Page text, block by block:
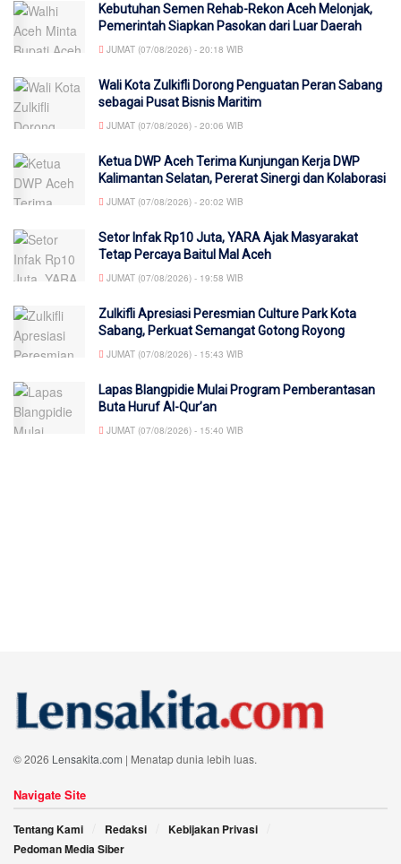
Kebutuhan Semen Rehab-Rekon Aceh Melonjak,
Pemerintah Siapkan Pasokan dari Luar Daerah
JUMAT (07/08/2026) - 20:18 WIB
Wali Kota Zulkifli Dorong Penguatan Peran Sabang
sebagai Pusat Bisnis Maritim
JUMAT (07/08/2026) - 20:06 WIB
Ketua DWP Aceh Terima Kunjungan Kerja DWP
Kalimantan Selatan, Pererat Sinergi dan Kolaborasi
JUMAT (07/08/2026) - 20:02 WIB
Setor Infak Rp10 Juta, YARA Ajak Masyarakat
Tetap Percaya Baitul Mal Aceh
JUMAT (07/08/2026) - 19:58 WIB
Zulkifli Apresiasi Peresmian Culture Park Kota
Sabang, Perkuat Semangat Gotong Royong
JUMAT (07/08/2026) - 15:43 WIB
Lapas Blangpidie Mulai Program Pemberantasan
Buta Huruf Al-Qur’an
JUMAT (07/08/2026) - 15:40 WIB
© 2026 Lensakita.com | Menatap dunia lebih luas.
Navigate Site
Tentang Kami Redaksi
Kebijakan Privasi
Pedoman Media Siber